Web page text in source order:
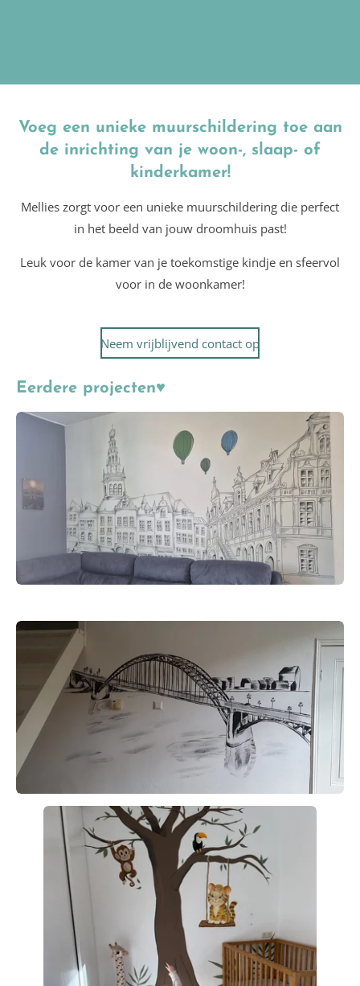
Voeg een unieke muurschildering toe aan
de inrichting van je woon-, slaap- of
kinderkamer!
Mellies zorgt voor een unieke muurschildering die perfect
in het beeld van jouw droomhuis past!
Leuk voor de kamer van je toekomstige kindje en sfeervol
voor in de woonkamer!
Neem vrijblijvend contact op
Eerdere projecten♥